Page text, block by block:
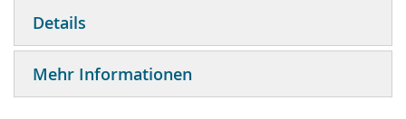
Details
Mehr Informationen